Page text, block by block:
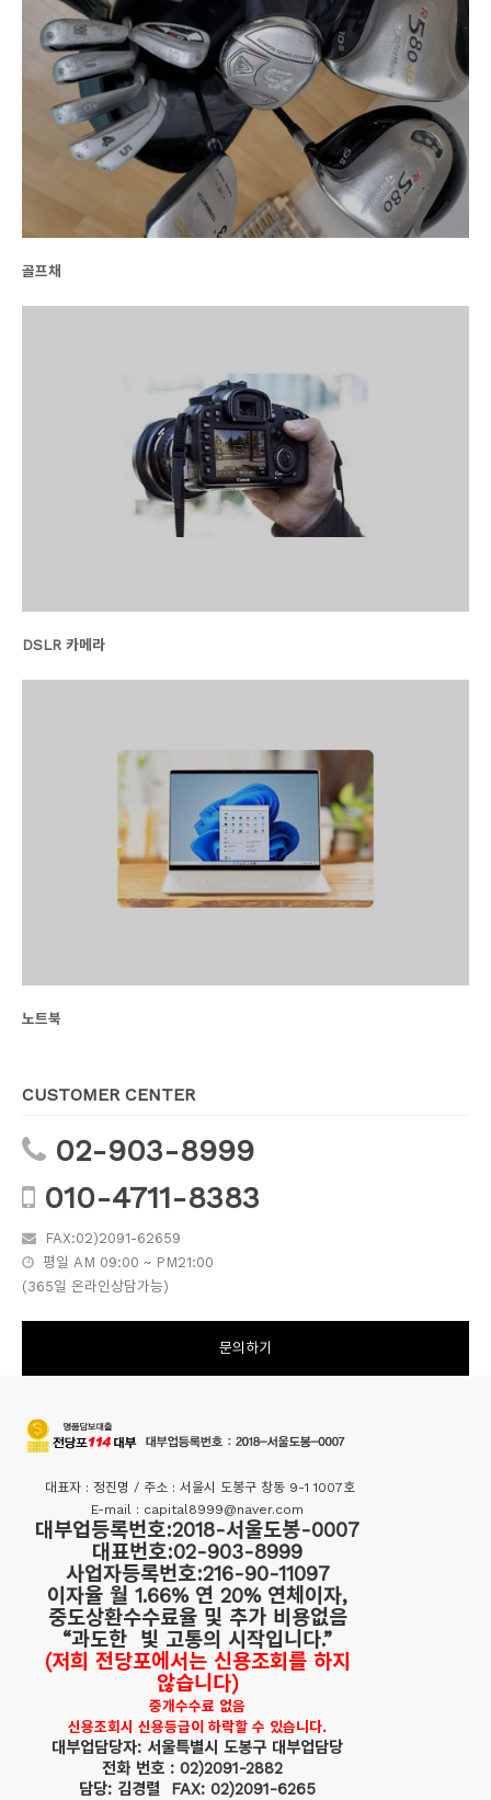
골프채
DSLR 카메라
노트북
CUSTOMER CENTER
02-903-8999
010-4711-8383
FAX:02)2091-62659
평일 AM 09:00 ~ PM21:00
(365일 온라인상담가능)
문의하기
대표자 : 정진명 / 주소 : 서울시 도봉구 창동 9-1 1007호
E-mail : capital8999@naver.com
대부업등록번호:2018-서울도봉-0007
대표번호:02-903-8999
사업자등록번호:216-90-11097
이자율 월 1.66% 연 20% 연체이자,
중도상환수수료율 및 추가 비용없음
“과도한 빛 고통의 시작입니다.”
(저희 전당포에서는 신용조회를 하지
않습니다)
중개수수료 없음
신용조회시 신용등급이 하락할 수 있습니다.
대부업담당자: 서울특별시 도봉구 대부업담당
전화 번호 : 02)2091-2882
담당: 김경렬 FAX: 02)2091-6265